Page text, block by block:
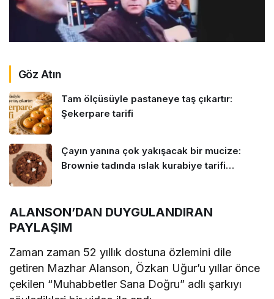
Göz Atın
Tam ölçüsüyle pastaneye taş çıkartır:
Şekerpare tarifi
Çayın yanına çok yakışacak bir mucize:
Brownie tadında ıslak kurabiye tarifi…
ALANSON’DAN DUYGULANDIRAN
PAYLAŞIM
Zaman zaman 52 yıllık dostuna özlemini dile
getiren Mazhar Alanson, Özkan Uğur’u yıllar önce
çekilen “Muhabbetler Sana Doğru” adlı şarkıyı